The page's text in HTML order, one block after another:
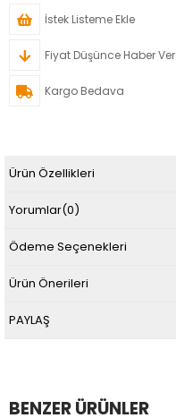
İstek Listeme Ekle
Fiyat Düşünce Haber Ver
Kargo Bedava
Ürün Özellikleri
Yorumlar(0)
Ödeme Seçenekleri
Ürün Önerileri
PAYLAŞ
BENZER ÜRÜNLER